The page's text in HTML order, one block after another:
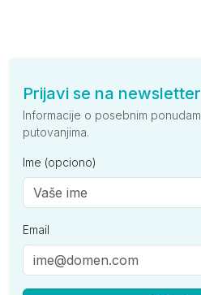
Prijavi se na newsletter
Informacije o posebnim
putovanjima.
Ime (opciono)
Email